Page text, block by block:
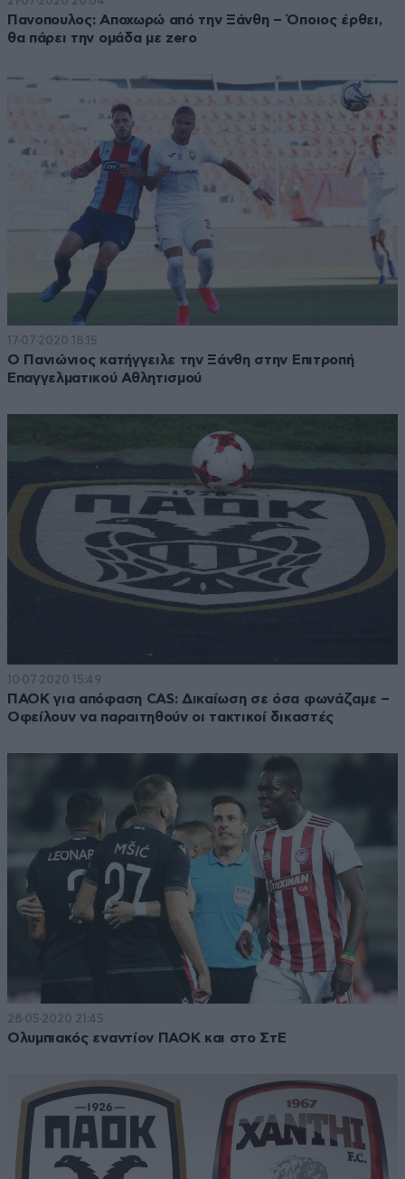
Πανοπουλος: Αποχωρώ από την Ξάνθη – Όποιος έρθει,
θα πάρει την ομάδα με zero
17·07·2020 18:15
Ο Πανιώνιος κατήγγειλε την Ξάνθη στην Επιτροπή
Επαγγελματικού Αθλητισμού
10·07·2020 15:49
ΠΑΟΚ για απόφαση CAS: Δικαίωση σε όσα φωνάζαμε –
Οφείλουν να παραιτηθούν οι τακτικοί δικαστές
28·05·2020 21:45
Ολυμπιακός εναντίον ΠΑΟΚ και στο ΣτΕ